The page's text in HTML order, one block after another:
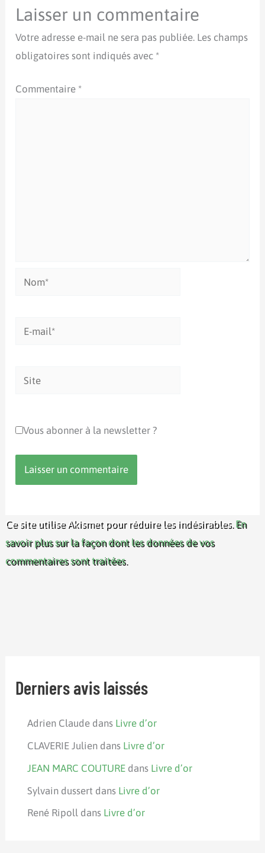
Laisser un commentaire
Votre adresse e-mail ne sera pas publiée. Les champs
obligatoires sont indiqués avec *
Commentaire *
Nom*
Site
Vous abonner à la newsletter ?
Ce site utilise Akismet pour réduire les indésirables. En
savoir plus sur la façon dont les données de vos
commentaires sont traitées.
Derniers avis laissés
Adrien Claude dans Livre d’or
CLAVERIE Julien dans Livre d’or
JEAN MARC COUTURE dans Livre d’or
Sylvain dussert dans Livre d’or
René Ripoll dans Livre d’or